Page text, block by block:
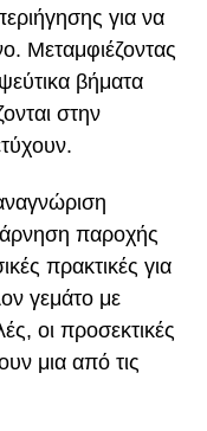
για να
Μεταμφιέζοντας
βήματα
στην
παροχής
πρακτικές για
γεμάτο με
οι προσεκτικές
μια από τις